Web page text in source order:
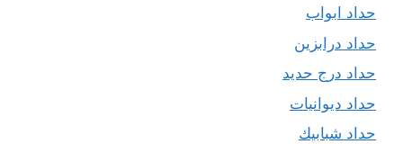
حداد ابواب
حداد درابزين
حداد درج حديد
حداد ديوانيات
حداد شبابيك